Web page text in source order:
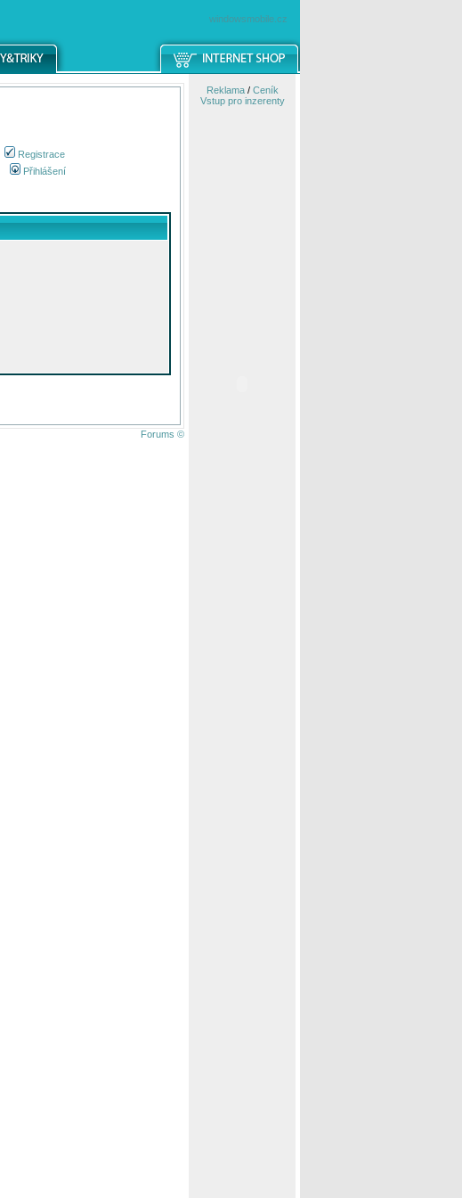
windowsmobile.cz
Registrace
Přihlášení
Forums ©
Reklama/ Ceník
Vstup pro inzerenty